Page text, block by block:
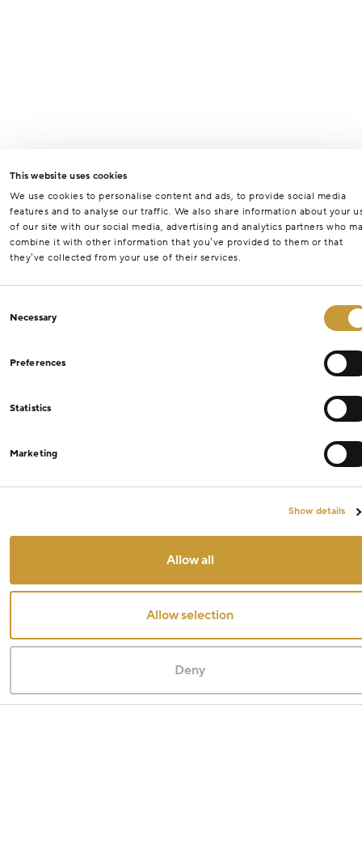
This website uses cookies
We use cookies to personalise content and ads, to provide social media
features and to analyse our traffic. We also share information about your
of our site with our social media, advertising and analytics partners who
combine it with other information that you’ve provided to them or that
they’ve collected from your use of their services.
Selection
Necessary
Preferences
Statistics
Marketing
Show details
Allow all
Allow selection
Deny